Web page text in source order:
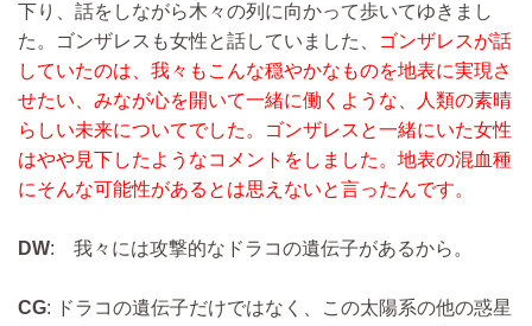
下り、話をしながら木々の列に向かって歩いてゆきまし
た。ゴンザレスも女性と話していました、
ゴンザレスが話
していたのは、我々もこんな穏やかなものを地表に実現さ
せたい、みなが心を開いて一緒に働くような、人類の素晴
らしい未来についてでした。ゴンザレスと一緒にいた女性
はやや見下したようなコメントをしました。地表の混血種
にそんな可能性があるとは思えないと言ったんです。
DW: 我々には攻撃的なドラコの遺伝子があるから。
CG: ドラコの遺伝子だけではなく、この太陽系の他の惑星